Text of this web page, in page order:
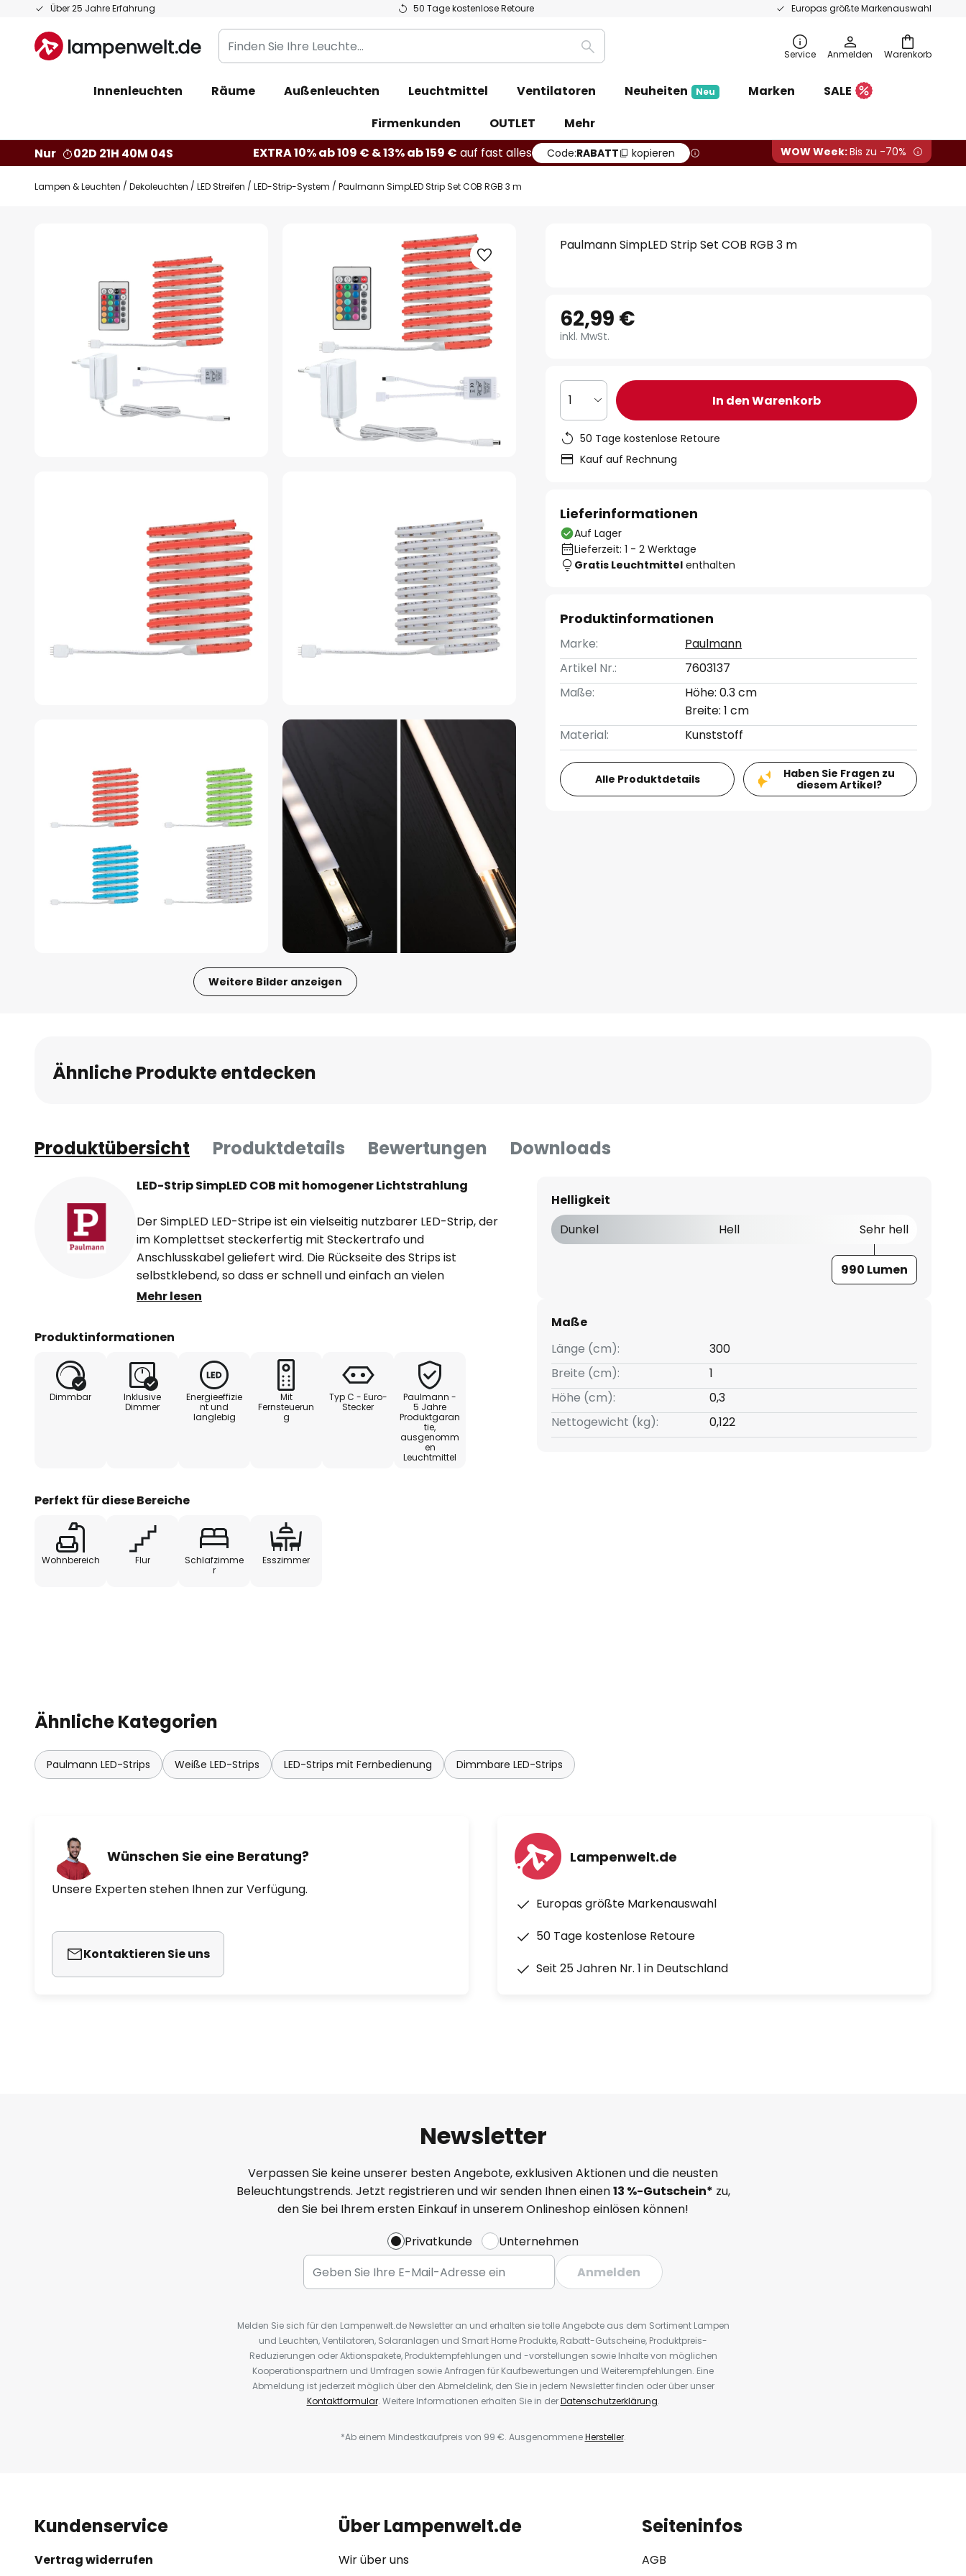
Über 25 Jahre Erfahrung 50 Tage kostenlose Retoure Europas größte Markenauswahl
Zum
springen
Warenkorb
Finden
Sie
Leuchte...
Suche Service Anmelden
Innenleuchten Räume Außenleuchten Leuchtmittel Ventilatoren Neuheiten Neu Marken
SALE
Firmenkunden
OUTLET
Mehr
Nur
02D 21H 40M 03S EXTRA 10% ab 109 € & 13% ab 159 € auf fast alles Code:RABATT kopieren WOW Week:Bis zu -70%
Lampen & Leuchten Dekoleuchten LED Streifen LED-Strip-System Paulmann SimpLED Strip Set COB RGB 3 m
Weitere Bilder anzeigen
Bildgalerie
springen
Paulmann SimpLED Strip Set COB RGB 3 m
62,99 €
inkl. MwSt.
1 In den Warenkorb
50 Tage kostenlose Retoure
Kauf auf Rechnung
Lieferinformationen
Auf Lager
Lieferzeit: 1 - 2 Werktage
Gratis Leuchtmittel enthalten
Produktinformationen
Marke:
Paulmann
Artikel Nr.:
7603137
Maße:
Höhe: 0.3 cm
Breite: 1 cm
Material:
Kunststoff
Alle Produktdetails
Haben Sie Fragen zu
diesem Artikel?
Ähnliche Produkte entdecken
Produktübersicht Produktdetails Bewertungen Downloads
LED-Strip SimpLED COB mit homogener Lichtstrahlung
Der SimpLED LED-Stripe ist ein vielseitig nutzbarer LED-Strip, der
im Komplettset steckerfertig mit Steckertrafo und
Anschlusskabel geliefert wird. Die Rückseite des Strips ist
selbstklebend, so dass er schnell und einfach an vielen
Untergründen montiert werden kann. Der Strip ist alle 2,1 cm
Licht ohne sichtbare Lichtpunkte ab.
Technische Daten:
- betriebsfertiges Set inklusive 230/12V Power Supply mit
Zuleitung und Netzstecker
- rückseitig selbstklebend für einfache Montage
- einfaches Stecksystem zur problemlosen Montage
- nach Längenbedarf kürzbar (an markierten Stellen)
- nicht mit YourLED- und MaxLED-Strips kombinierbar
Mehr lesen
Produktinformationen
Dimmbar
Inklusive
Dimmer
Energieeffizie
nt und
langlebig
Mit
Fernsteuerun
g
Typ C - Euro-
Stecker
Paulmann -
5 Jahre
Produktgaran
tie,
ausgenomm
en
Leuchtmittel
Perfekt für diese Bereiche
Wohnbereich Flur
Schlafzimme
r
Esszimmer
Helligkeit
Dunkel
Hell Sehr hell
990 Lumen
Maße
Länge (cm):
300
Breite (cm):
1
Höhe (cm):
0,3
Nettogewicht (kg):
0,122
Ähnliche Kategorien
Paulmann LED-Strips Weiße LED-Strips LED-Strips mit Fernbedienung Dimmbare LED-Strips
Wünschen Sie eine Beratung?
Unsere Experten stehen Ihnen zur Verfügung.
Kontaktieren Sie uns
Lampenwelt.de
Europas größte Markenauswahl
50 Tage kostenlose Retoure
Seit 25 Jahren Nr. 1 in Deutschland
Newsletter
Verpassen Sie keine unserer besten Angebote, exklusiven Aktionen und die neusten
Beleuchtungstrends. Jetzt registrieren und wir senden Ihnen einen13 %-Gutschein* zu,
den Sie bei Ihrem ersten Einkauf in unserem Onlineshop einlösen können!
Privatkunde
Unternehmen
Anmelden
Melden Sie sich für den Lampenwelt.de Newsletter an und erhalten sie tolle Angebote aus dem Sortiment Lampen
und Leuchten, Ventilatoren, Solaranlagen und Smart Home Produkte, Rabatt-Gutscheine, Produktpreis-
Reduzierungen oder Aktionspakete, Produktempfehlungen und -vorstellungen sowie Inhalte von möglichen
Kooperationspartnern und Umfragen sowie Anfragen für Kaufbewertungen und Weiterempfehlungen. Eine
Abmeldung ist jederzeit möglich über den Abmeldelink, den Sie in jedem Newsletter finden oder über unser
Kontaktformular. Weitere Informationen erhalten Sie in derDatenschutzerklärung.
*Ab einem Mindestkaufpreis von 99 €. AusgenommeneHersteller.
Kundenservice
Vertrag widerrufen
Über Lampenwelt.de
Wir über uns
Seiteninfos
AGB